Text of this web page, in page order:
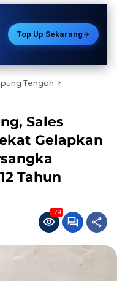
Top Up Sekarang
Tengah
Sales
Gelapkan
Tahun
179